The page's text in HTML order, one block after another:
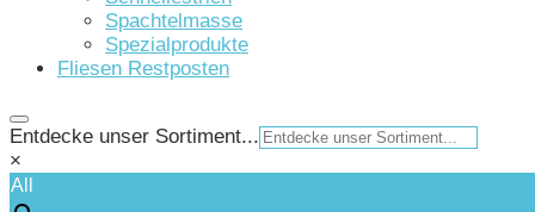
Spachtelmasse
Spezialprodukte
Fliesen Restposten
Entdecke unser Sortiment...
×
All